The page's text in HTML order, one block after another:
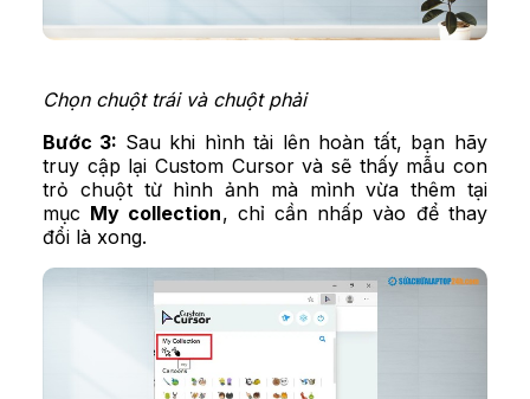
Chọn chuột trái và chuột phải
Bước 3: Sau khi hình tải lên hoàn tất, bạn hãy
truy cập lại Custom Cursor và sẽ thấy mẫu con
trỏ chuột từ hình ảnh mà mình vừa thêm tại
mục My collection, chỉ cần nhấp vào để thay
đổi là xong.